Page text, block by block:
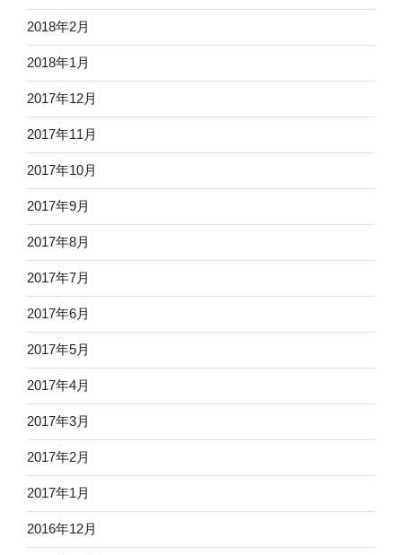
2018年2月
2018年1月
2017年12月
2017年11月
2017年10月
2017年9月
2017年8月
2017年7月
2017年6月
2017年5月
2017年4月
2017年3月
2017年2月
2017年1月
2016年12月